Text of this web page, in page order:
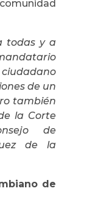
todas y a
de un
también
la Corte
de
de la
de